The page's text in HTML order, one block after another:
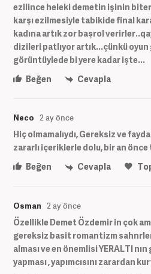
ezilince heleki demetin işinin
karşı ezilmesiyle tabikide final
kadına artık zor başrol
dizileri patlıyor artık...çünkü oyun
görüntüylede bi yere kadar işte...
Beğen
Cevapla
Neco 2 ay önce
Hiç olmamalıydı, Gereksiz ve
zararlı içeriklerle dolu, bir an
Beğen
Cevapla
Osman 2 ay önce
Özellikle Demet Özdemir in çok
gereksiz basit romantizm
alması ve en önemlisi YERALTI
yapması , yapımcısını zarardan